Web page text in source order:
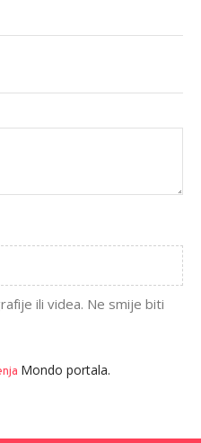
ili videa. Ne smije biti
Mondo portala.